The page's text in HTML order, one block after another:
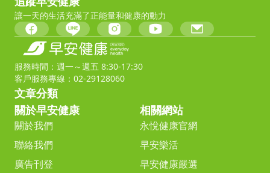
讓一天的生活充滿了正能量和健康的動力
服務時間：週一～週五 8:30-17:30
客戶服務專線：02-29128060
文章分類
關於早安健康
關於我們
聯絡我們
廣告刊登
相關網站
永悅健康官網
早安樂活
早安健康嚴選